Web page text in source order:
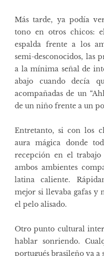
Más tarde, ya podía
tono en otros chicos:
espalda frente a los
semi-desconocidos, las
a la mínima señal de
abajo cuando decía
acompañadas de un
de un niño frente a un
Entretanto, si con los
aura mágica donde
recepción en el
ambos ambientes
latina caliente.
mejor si llevaba gafas y
el pelo alisado.
Otro punto cultural
hablar sonriendo.
portugués brasileño va